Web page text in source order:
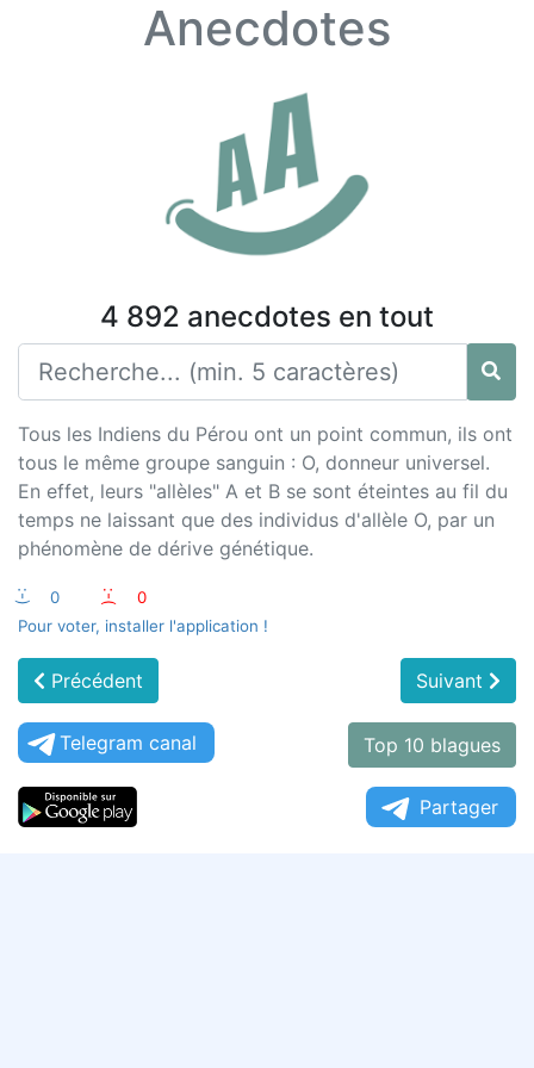
Anecdotes
4 892 anecdotes en tout
Tous les Indiens du Pérou ont un point commun, ils ont
tous le même groupe sanguin : O, donneur universel.
En effet, leurs "allèles" A et B se sont éteintes au fil du
temps ne laissant que des individus d'allèle O, par un
phénomène de dérive génétique.
:-) 0 :-(
0
Pour voter, installer l'application !
Précédent Suivant
Telegram canal Top 10 blagues
Partager